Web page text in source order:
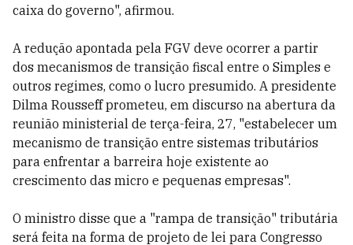
caixa do governo", afirmou.
A redução apontada pela FGV deve ocorrer a partir
dos mecanismos de transição fiscal entre o Simples e
outros regimes, como o lucro presumido. A presidente
Dilma Rousseff prometeu, em discurso na abertura da
reunião ministerial de terça-feira, 27, "estabelecer um
mecanismo de transição entre sistemas tributários
para enfrentar a barreira hoje existente ao
crescimento das micro e pequenas empresas".
O ministro disse que a "rampa de transição" tributária
será feita na forma de projeto de lei para Congresso